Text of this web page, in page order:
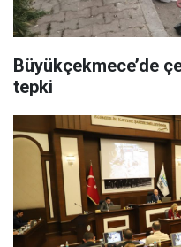
Büyükçekmece’de
tepki